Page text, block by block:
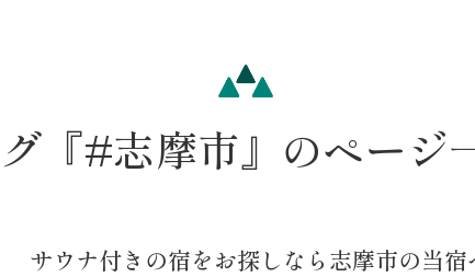
『#志摩市』のページ
サウナ付きの宿をお探しなら志摩市の当宿